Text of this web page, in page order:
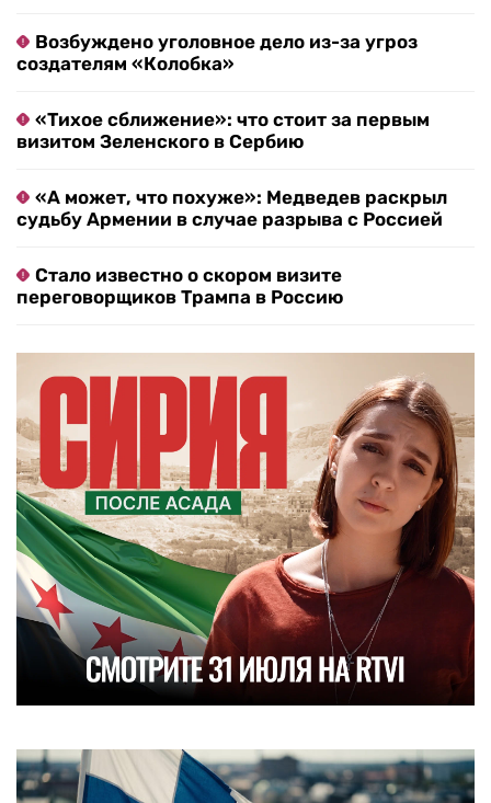
Возбуждено уголовное дело из-за угроз
создателям «Колобка»
«Тихое сближение»: что стоит за первым
визитом Зеленского в Сербию
«А может, что похуже»: Медведев раскрыл
судьбу Армении в случае разрыва с Россией
Стало известно о скором визите
переговорщиков Трампа в Россию